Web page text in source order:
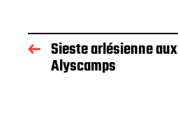
Sieste arlésienne aux
Alyscamps